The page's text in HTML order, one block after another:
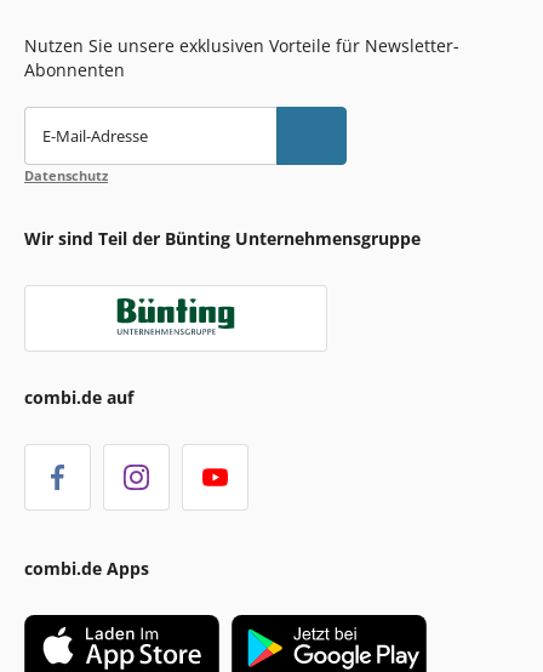
Nutzen Sie unsere exklusiven Vorteile für Newsletter-
Abonnenten
E-Mail-Adresse
Datenschutz
Wir sind Teil der Bünting Unternehmensgruppe
combi.de auf
combi.de Apps